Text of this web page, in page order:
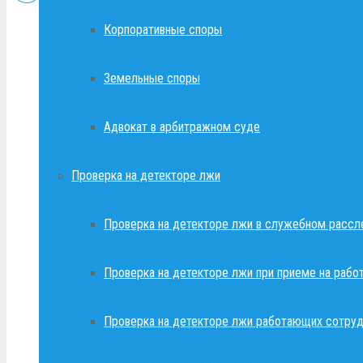
Корпоративные споры
Земельные споры
Адвокат в арбитражном суде
Проверка на детекторе лжи
Проверка на детекторе лжи в служебном
Проверка на детекторе лжи при приеме на
Проверка на детекторе лжи работающих